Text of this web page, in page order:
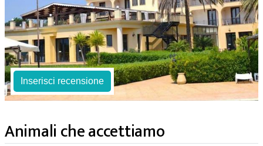
Inserisci recensione
Animali che accettiamo